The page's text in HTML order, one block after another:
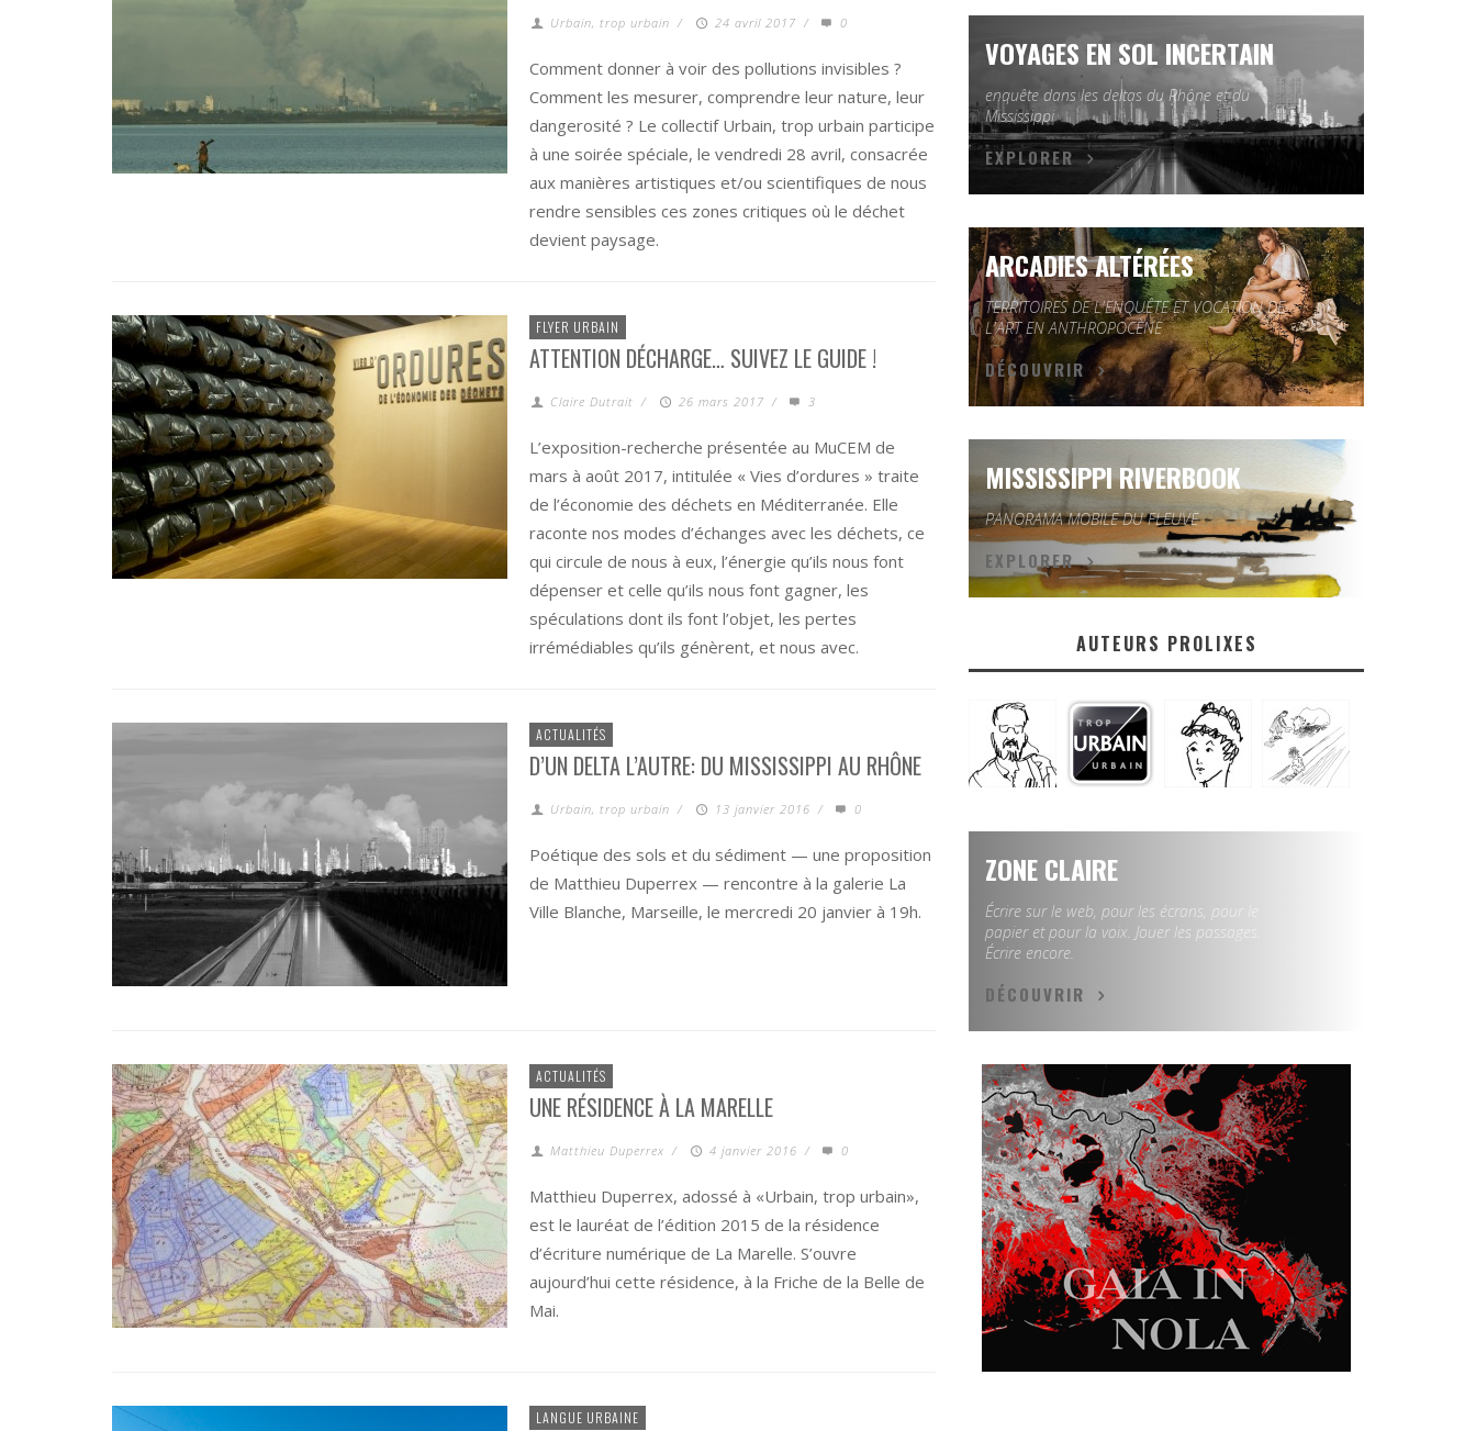
Urbain, trop urbain / 24 avril 2017 / 0
Comment donner à voir des pollutions invisibles ?
Comment les mesurer, comprendre leur nature, leur
dangerosité ? Le collectif Urbain, trop urbain participe
à une soirée spéciale, le vendredi 28 avril, consacrée
aux manières artistiques et/ou scientifiques de nous
rendre sensibles ces zones critiques où le déchet
devient paysage.
FLYER URBAIN
ATTENTION DÉCHARGE… SUIVEZ LE GUIDE !
Claire Dutrait / 26 mars 2017 / 3
L’exposition-recherche présentée au MuCEM de
mars à août 2017, intitulée « Vies d’ordures » traite
de l’économie des déchets en Méditerranée. Elle
raconte nos modes d’échanges avec les déchets, ce
qui circule de nous à eux, l’énergie qu’ils nous font
dépenser et celle qu’ils nous font gagner, les
spéculations dont ils font l’objet, les pertes
irrémédiables qu’ils génèrent, et nous avec.
ACTUALITÉS
D’UN DELTA L’AUTRE: DU MISSISSIPPI AU RHÔNE
Urbain, trop urbain / 13 janvier 2016 / 0
Poétique des sols et du sédiment — une proposition
de Matthieu Duperrex — rencontre à la galerie La
Ville Blanche, Marseille, le mercredi 20 janvier à 19h.
ACTUALITÉS
UNE RÉSIDENCE À LA MARELLE
Matthieu Duperrex / 4 janvier 2016 / 0
Matthieu Duperrex, adossé à «Urbain, trop urbain»,
est le lauréat de l’édition 2015 de la résidence
d’écriture numérique de La Marelle. S’ouvre
aujourd’hui cette résidence, à la Friche de la Belle de
Mai.
LANGUE URBAINE
VOYAGES EN SOL INCERTAIN
enquête dans les deltas du Rhône et du
Mississippi
EXPLORER
ARCADIES ALTÉRÉES
TERRITOIRES DE L'ENQUÊTE ET VOCATION DE
L'ART EN ANTHROPOCÈNE
DÉCOUVRIR
MISSISSIPPI RIVERBOOK
PANORAMA MOBILE DU FLEUVE
EXPLORER
AUTEURS PROLIXES
ZONE CLAIRE
Écrire sur le web, pour les écrans, pour le
papier et pour la voix. Jouer les passages.
Écrire encore.
DÉCOUVRIR